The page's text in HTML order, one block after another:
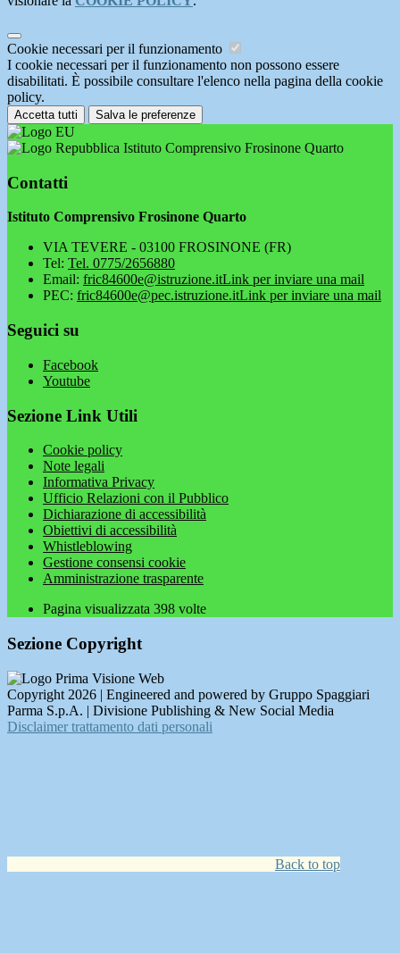
Cookie necessari per il funzionamento
I cookie necessari per il funzionamento non possono essere
disabilitati. È possibile consultare l'elenco nella pagina della cookie
policy.
Accetta tutti Salva le preferenze
Istituto Comprensivo Frosinone Quarto
Contatti
Istituto Comprensivo Frosinone Quarto
VIA TEVERE - 03100 FROSINONE (FR)
Tel: Tel. 0775/2656880
Email: fric84600e@istruzione.itLink per inviare una mail
PEC: fric84600e@pec.istruzione.itLink per inviare una mail
Seguici su
Facebook
Youtube
Sezione Link Utili
Cookie policy
Note legali
Informativa Privacy
Ufficio Relazioni con il Pubblico
Dichiarazione di accessibilità
Obiettivi di accessibilità
Whistleblowing
Gestione consensi cookie
Amministrazione trasparente
Pagina visualizzata 398 volte
Sezione Copyright
Copyright 2026 | Engineered and powered by Gruppo Spaggiari
Parma S.p.A. | Divisione Publishing & New Social Media
Disclaimer trattamento dati personali
Back to top